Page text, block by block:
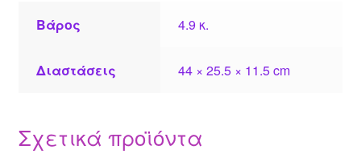
Βάρος 4.9 κ.
Διαστάσεις 44 × 25.5 × 11.5 cm
Σχετικά προϊόντα